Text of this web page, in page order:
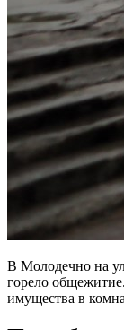
В Молодечно на
горело
имущества в